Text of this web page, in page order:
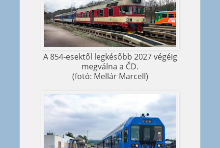
A 854-esektől legkésőbb 2027 végéig
megválna a ČD.
(fotó: Mellár Marcell)